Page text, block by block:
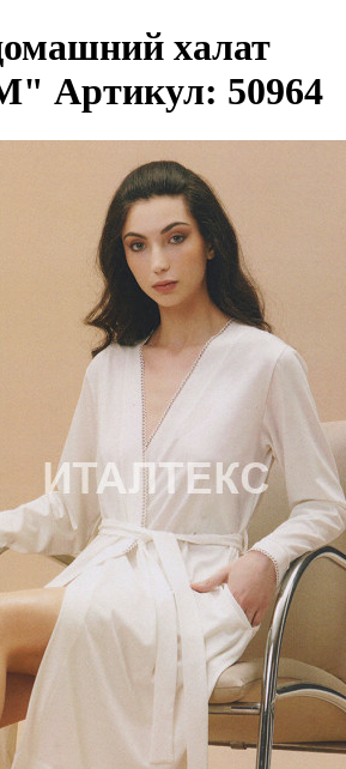
халат
Артикул: 50964